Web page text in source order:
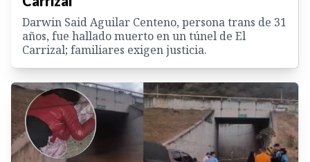
Darwin Said Aguilar Centeno, persona trans de 31
años, fue hallado muerto en un túnel de El
Carrizal; familiares exigen justicia.